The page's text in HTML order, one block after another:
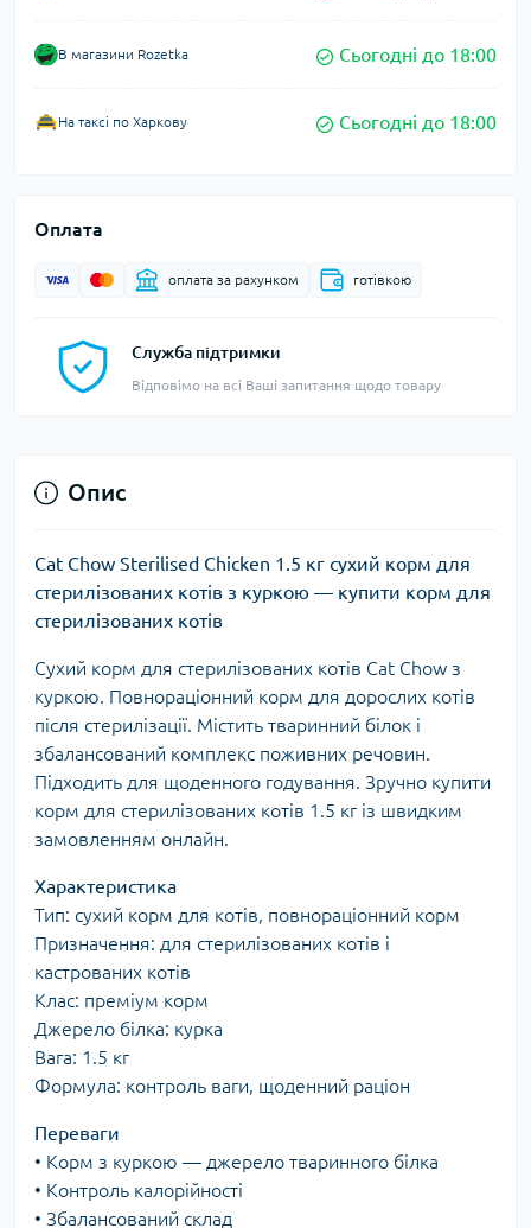
В магазини Rozetka Сьогодні до 18:00
На таксі по Харкову Сьогодні до 18:00
Оплата
оплата за рахунком готівкою
Служба підтримки
Відповімо на всі Ваші запитання щодо товару
Опис
Cat Chow Sterilised Chicken 1.5 кг сухий корм для
стерилізованих котів з куркою — купити корм для
стерилізованих котів
Сухий корм для стерилізованих котів Cat Chow з
куркою. Повнораціонний корм для дорослих котів
після стерилізації. Містить тваринний білок і
збалансований комплекс поживних речовин.
Підходить для щоденного годування. Зручно купити
корм для стерилізованих котів 1.5 кг із швидким
замовленням онлайн.
Характеристика
Тип: сухий корм для котів, повнораціонний корм
Призначення: для стерилізованих котів і
кастрованих котів
Клас: преміум корм
Джерело білка: курка
Вага: 1.5 кг
Формула: контроль ваги, щоденний раціон
Переваги
• Корм з куркою — джерело тваринного білка
• Контроль калорійності
• Збалансований склад